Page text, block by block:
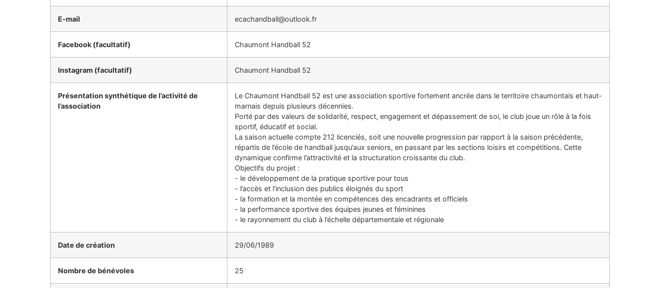
E-mail ecachandball@outlook.fr
Facebook (facultatif) Chaumont Handball 52
Instagram (facultatif) Chaumont Handball 52
Présentation synthétique de l’activité de
l’association
Le Chaumont Handball 52 est une association sportive fortement ancrée dans le territoire chaumontais et haut-
marnais depuis plusieurs décennies.
Porté par des valeurs de solidarité, respect, engagement et dépassement de soi, le club joue un rôle à la fois
sportif, éducatif et social.
La saison actuelle compte 212 licenciés, soit une nouvelle progression par rapport à la saison précédente,
répartis de l’école de handball jusqu’aux seniors, en passant par les sections loisirs et compétitions. Cette
dynamique confirme l’attractivité et la structuration croissante du club.
Objectifs du projet :
- le développement de la pratique sportive pour tous
- l’accès et l’inclusion des publics éloignés du sport
- la formation et la montée en compétences des encadrants et officiels
- la performance sportive des équipes jeunes et féminines
- le rayonnement du club à l’échelle départementale et régionale
Date de création 29/06/1989
Nombre de bénévoles 25